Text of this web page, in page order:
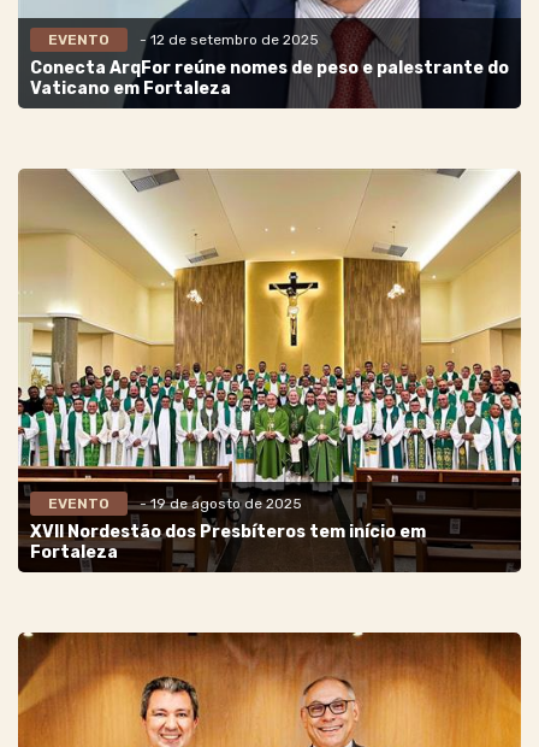
EVENTO - 12 de setembro de 2025
Conecta ArqFor reúne nomes de peso e palestrante do
Vaticano em Fortaleza
EVENTO - 19 de agosto de 2025
XVII Nordestão dos Presbíteros tem início em
Fortaleza